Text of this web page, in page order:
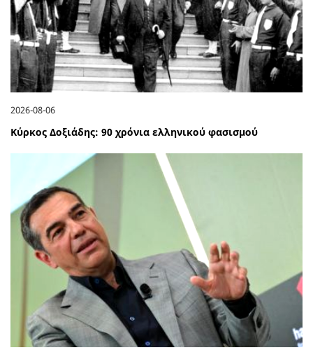
2026-08-06
Κύρκος Δοξιάδης: 90 χρόνια ελληνικού φασισμού